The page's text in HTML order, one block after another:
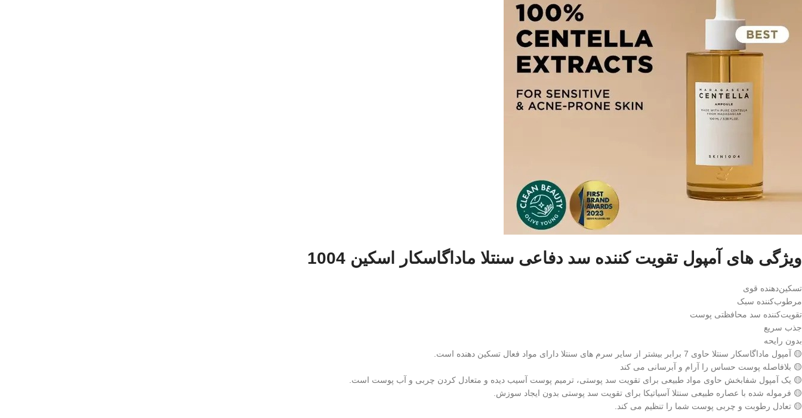
ویژگی های آمپول تقویت کننده سد دفاعی سنتلا ماداگاسکار اسکین 1004
تسکین‌دهنده قوی
مرطوب‌کننده سبک
تقویت‌کننده سد محافظتی پوست
جذب سریع
بدون رایحه
🟡 آمپول ماداگاسکار سنتلا حاوی 7 برابر بیشتر از سایر سرم های سنتلا دارای مواد فعال تسکین دهنده است.
🟡 بلافاصله پوست حساس را آرام و آبرسانی می کند
🟡 یک آمپول شفابخش حاوی مواد طبیعی برای تقویت سد پوستی، ترمیم پوست آسیب دیده و متعادل کردن چربی و آب پوست است.
🟡 فرموله شده با عصاره طبیعی سنتلا آسیاتیکا برای تقویت سد پوستی بدون ایجاد سوزش.
🟡 تعادل رطوبت و چربی پوست شما را تنظیم می کند.